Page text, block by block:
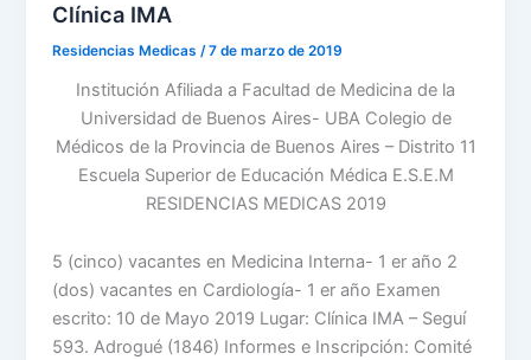
Clínica IMA
Residencias Medicas/7 de marzo de 2019
Institución Afiliada a Facultad de Medicina de la
Universidad de Buenos Aires- UBA Colegio de
Médicos de la Provincia de Buenos Aires – Distrito 11
Escuela Superior de Educación Médica E.S.E.M
RESIDENCIAS MEDICAS 2019
5 (cinco) vacantes en Medicina Interna- 1 er año 2
(dos) vacantes en Cardiología- 1 er año Examen
escrito: 10 de Mayo 2019 Lugar: Clínica IMA – Seguí
593. Adrogué (1846) Informes e Inscripción: Comité